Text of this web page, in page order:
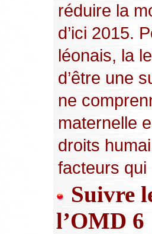
réduire la
d’ici 2015.
léonais, la
d’être une
ne
maternelle
droits
facteurs
Suivre
l’OMD 6